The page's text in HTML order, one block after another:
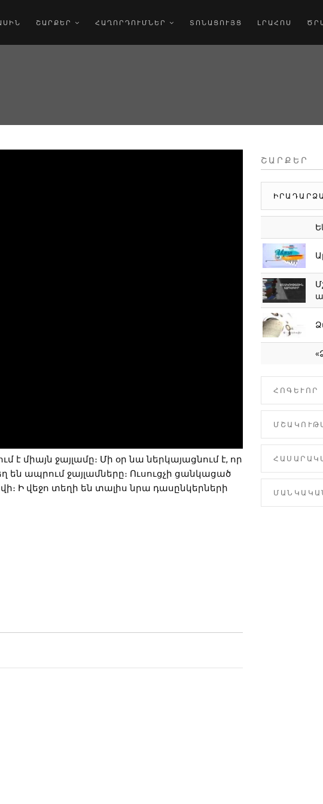
ՇԱՐՔԵՐ ՀԱՂՈՐԴՈՒՄՆԵՐ ՏՈՆԱՑՈՒՅՑ ԼՐԱՀՈՍ
միայն ջայլամը։ Մի օր նա ներկայացնում է, որ
են ապրում ջայլամները։ Ուսուցչի ցանկացած
Ի վեջո տեղի են տալիս նրա դասընկերների
ՇԱՐՔԵՐ
ՀՈԳԵՒՈՐ